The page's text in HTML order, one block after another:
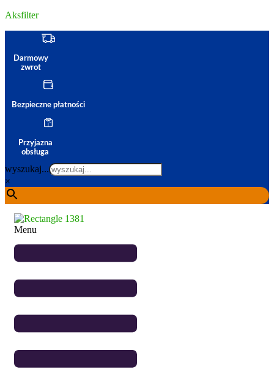
Aksfilter
Darmowy
zwrot
Bezpieczne płatności
Przyjazna
obsługa
wyszukaj...
×
Menu